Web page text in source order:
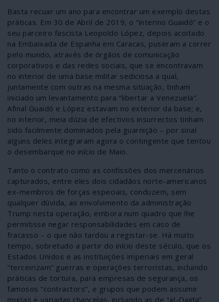
Basta recuar um ano para encontrar um exemplo destas
práticas. Em 30 de Abril de 2019, o “interino Guaidó” e o
seu parceiro fascista Leopoldo López, depois acoitado
na Embaixada de Espanha em Caracas, puseram a correr
pelo mundo, através de órgãos de comunicação
corporativos e das redes sociais, que se encontravam
no interior de uma base militar sediciosa a qual,
juntamente com outras na mesma situação, tinham
iniciado um levantamento para “libertar a Venezuela”.
Afinal Guaidó e López estavam no exterior da base; e,
no interior, meia dúzia de efectivos insurrectos tinham
sido facilmente dominados pela guarnição – por sinal
alguns deles integraram agora o contingente que tentou
o desembarque no início de Maio.
Tanto o contrato como as confissões dos mercenários
capturados, entre eles dois cidadãos norte-americanos
ex-membros de forças especiais, conduzem, sem
qualquer dúvida, ao envolvimento da administração
Trump nesta operação, embora num quadro que lhe
permitisse negar responsabilidades em caso de
fracasso – o que não tardou a registar-se. Há muito
tempo, sobretudo a partir do início deste século, que os
Estados Unidos e as instituições imperiais em geral
“terceirizam” guerras e operações terroristas, incluindo
práticas de tortura, para empresas de segurança, os
famosos “contractors”, e grupos que podem assumir
muitas e variadas chancelas, incluindo as de “al-Qaida”